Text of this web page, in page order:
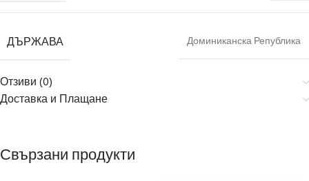
ДЪРЖАВА Доминиканска Република
Отзиви (0)
Доставка и Плащане
Свързани продукти